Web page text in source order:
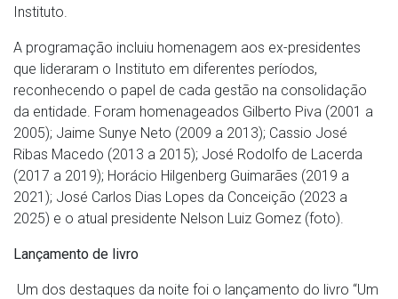
Instituto.
A programação incluiu homenagem aos ex-presidentes
que lideraram o Instituto em diferentes períodos,
reconhecendo o papel de cada gestão na consolidação
da entidade. Foram homenageados Gilberto Piva (2001 a
2005); Jaime Sunye Neto (2009 a 2013); Cassio José
Ribas Macedo (2013 a 2015); José Rodolfo de Lacerda
(2017 a 2019); Horácio Hilgenberg Guimarães (2019 a
2021); José Carlos Dias Lopes da Conceição (2023 a
2025) e o atual presidente Nelson Luiz Gomez (foto).
Lançamento de livro
Um dos destaques da noite foi o lançamento do livro “Um